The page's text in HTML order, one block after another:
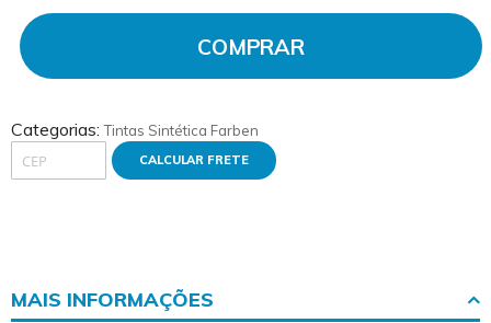
COMPRAR
Categorias:Tintas Sintética Farben
CALCULAR FRETE
MAIS INFORMAÇÕES